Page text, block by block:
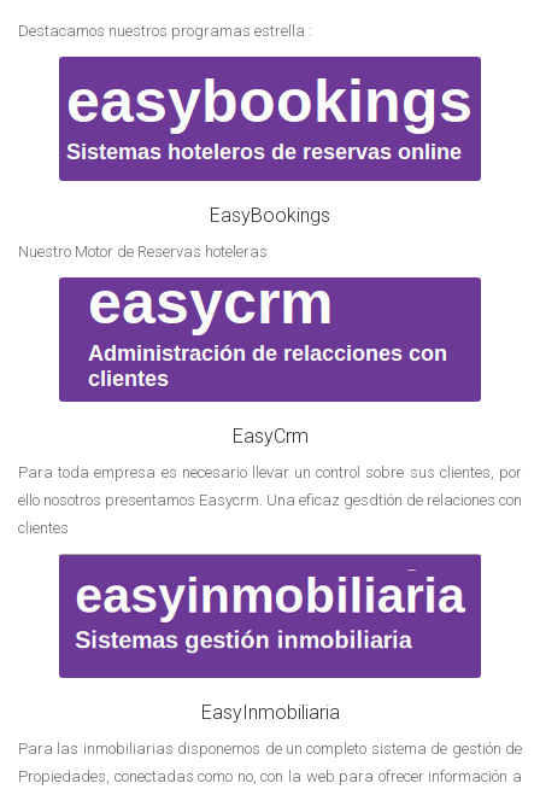
Destacamos nuestros programas estrella :
EasyBookings
Nuestro Motor de Reservas hoteleras
EasyCrm
Para toda empresa es necesario llevar un control sobre sus clientes, por
ello nosotros presentamos Easycrm. Una eficaz gesdtión de relaciones con
clientes
EasyInmobiliaria
Para las inmobiliarias disponemos de un completo sistema de gestión de
Propiedades, conectadas como no, con la web para ofrecer información a